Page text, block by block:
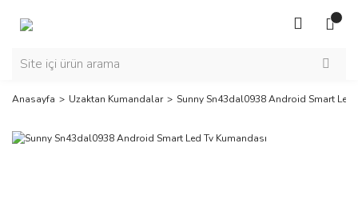
Anasayfa Uzaktan Kumandalar Sunny Sn43dal0938 Android Smart Led